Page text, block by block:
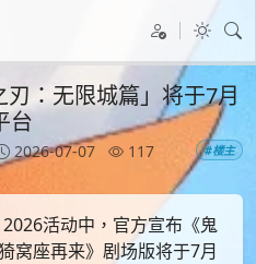
：无限城篇」将于7月
台
2026-07-07
117
#楼主
活动中，官方宣布《鬼
窝座再来》剧场版将于7月